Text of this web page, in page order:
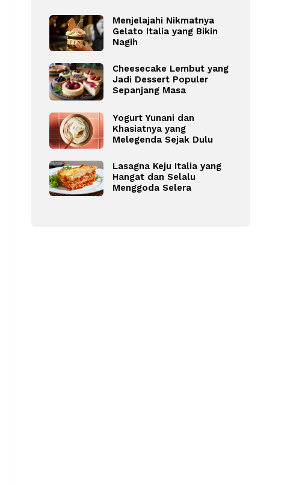
Menjelajahi Nikmatnya
Gelato Italia yang Bikin
Nagih
Cheesecake Lembut yang
Jadi Dessert Populer
Sepanjang Masa
Yogurt Yunani dan
Khasiatnya yang
Melegenda Sejak Dulu
Lasagna Keju Italia yang
Hangat dan Selalu
Menggoda Selera